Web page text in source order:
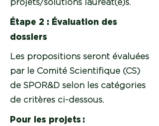
projets/solutions lauréat(e)s.
Étape 2 : Évaluation des
dossiers
Les propositions seront évaluées
par le Comité Scientifique (CS)
de SPOR&D selon les catégories
de critères ci-dessous.
Pour les projets :